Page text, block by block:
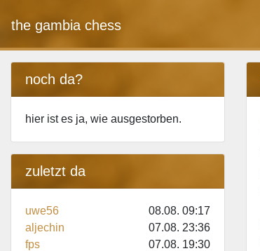
the gambia chess
noch da?
hier ist es ja, wie ausgestorben.
zuletzt da
uwe56
08.08. 09:17
aljechin
07.08. 23:36
fps
07.08. 19:30